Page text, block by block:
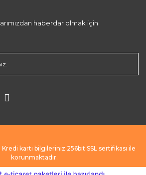
haberdar olmak için
Kredi kartı bilgileriniz 256bit SSL sertifikası ile
korunmaktadır.